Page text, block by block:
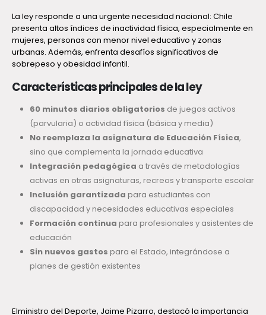
La ley responde a una urgente necesidad nacional: Chile
presenta altos índices de inactividad física, especialmente en
mujeres, personas con menor nivel educativo y zonas
urbanas. Además, enfrenta desafíos significativos de
sobrepeso y obesidad infantil.
Características principales de la ley
60 minutos diarios obligatorios de juegos activos
(parvularia) o actividad física (básica y media)
No reemplaza la asignatura de Educación Física,
sino que complementa la jornada educativa
Integración pedagógica a través de metodologías
activas en otras asignaturas, recreos y transporte escolar
Inclusión garantizada para estudiantes con
discapacidad y necesidades educativas especiales
Formación continua para profesionales y asistentes de
educación
Sin nuevos gastos para el Estado, integrándose a
planes de gestión existentes
Elministro del Deporte, Jaime Pizarro, destacó la importancia